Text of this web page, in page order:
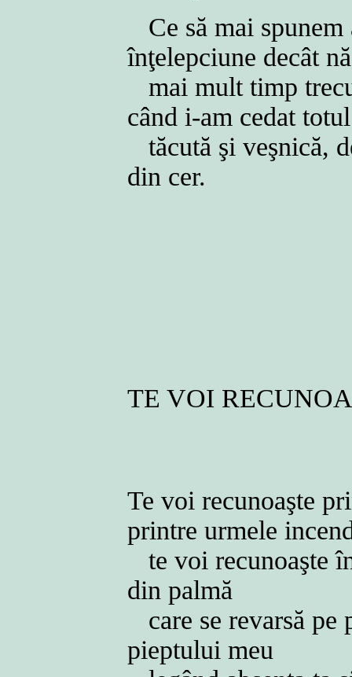
Ce să mai
înţelepciune decât
mai mult timp
când i-am cedat
tăcută şi veşnică,
din cer.
TE VOI
Te voi recunoaşte
printre urmele
te voi recunoaşte
din palmă
care se revarsă pe
pieptului meu